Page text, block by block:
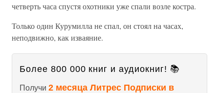
четверть часа спустя охотники уже спали возле костра.
Только один Курумилла не спал, он стоял на часах,
неподвижно, как изваяние.
Более 800 000 книг и аудиокниг! 📚
Получи 2 месяца Литрес Подписки в